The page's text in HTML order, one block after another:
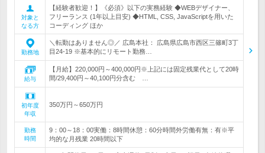
対象と
なる方
【経験者歓迎！】《必須》以下の実務経験 ◆WEBデザイナー、
フリーランス (1年以上目安) ◆HTML, CSS, JavaScriptを用いた
コーディング ほか
勤務地
＼転勤はありません◎／ 広島本社： 広島県広島市西区三篠町3丁
目24-19 ※基本的にリモート勤務…
給与
【月給】220,000円～400,000円※上記には固定残業代として20時
間/29,400円～40,100円分含む …
初年度
年収
350万円～650万円
勤務
時間
9：00～18：00実働：8時間休憩：60分時間外労働有無：有※平
均的な月残業 20時間以下